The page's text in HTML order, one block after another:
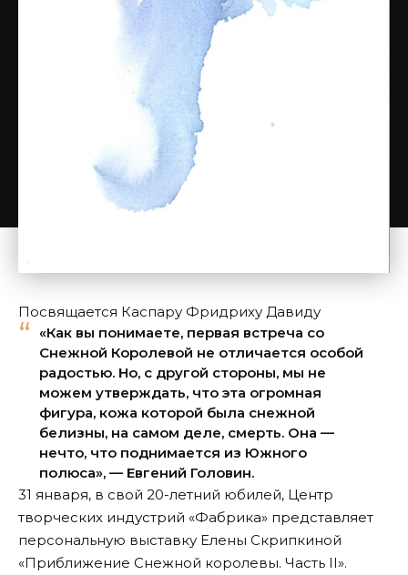
Посвящается Каспару Фридриху Давиду
«Как вы понимаете, первая встреча со
Снежной Королевой не отличается особой
радостью. Но, с другой стороны, мы не
можем утверждать, что эта огромная
фигура, кожа которой была снежной
белизны, на самом деле, смерть. Она —
нечто, что поднимается из Южного
полюса», — Евгений Головин.
31 января, в свой 20-летний юбилей, Центр
творческих индустрий «Фабрика» представляет
персональную выставку Елены Скрипкиной
«Приближение Снежной королевы. Часть II».